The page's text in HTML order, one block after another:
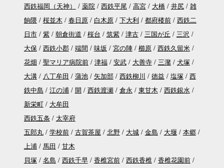
西鉄福岡（天神） 薬院 西鉄平尾 高宮 大橋 井尻
雑
餉隈
桜並木 春日原 白木原 下大利 都府楼前
西鉄二
日市
紫 朝倉街道 桜台 筑紫 津古 三国が丘
三沢
大保
西鉄小郡 端間 味坂 宮の陣 櫛原
西鉄久留米
花畑
聖マリア病院前 津福 安武 大善寺 三潴
犬塚
大溝
八丁牟田 蒲池 矢加部 西鉄柳川 徳益 塩塚
西
鉄中島
江の浦 開 西鉄渡瀬 倉永 東甘木
西鉄銀水
新栄町
大牟田
西鉄五条
太宰府
五郎丸
学校前 古賀茶屋 北野 大城 金島 大堰
本郷
上浦
馬田
甘木
貝塚
名島 西鉄千早 香椎宮前 西鉄香椎
香椎花園前